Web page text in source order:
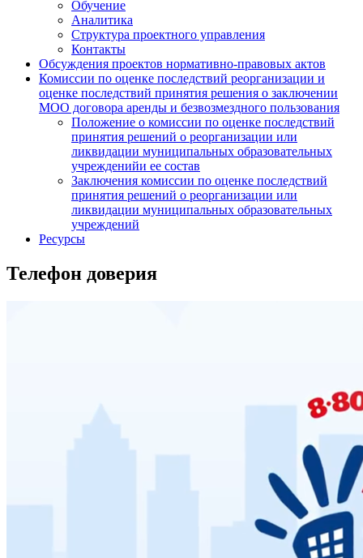
Обучение
Аналитика
Структура проектного управления
Контакты
Обсуждения проектов нормативно-правовых актов
Комиссии по оценке последствий реорганизации и
оценке последствий принятия решения о заключении
МОО договора аренды и безвозмездного пользования
Положение о комиссии по оценке последствий
принятия решений о реорганизации или
ликвидации муниципальных образовательных
учрежденийи ее состав
Заключения комиссии по оценке последствий
принятия решений о реорганизации или
ликвидации муниципальных образовательных
учреждений
Ресурсы
Телефон доверия